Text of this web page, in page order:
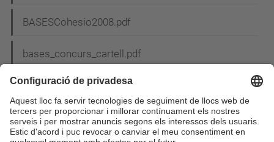
BASESCohesio2008.pdf
bases_concurs_cartell.pdf
Bases del concurs de nadales_2.pdf
Bases_sorteig_MU.pdf